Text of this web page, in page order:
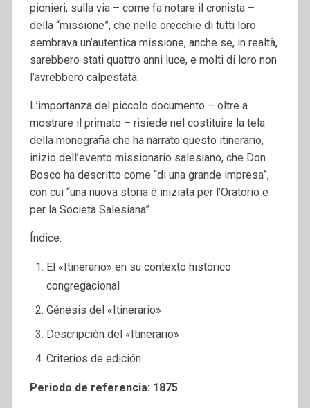
pionieri, sulla via – come fa notare il cronista –
della “missione”, che nelle orecchie di tutti loro
sembrava un’autentica missione, anche se, in realtà,
sarebbero stati quattro anni luce, e molti di loro non
l’avrebbero calpestata.
L’importanza del piccolo documento – oltre a
mostrare il primato – risiede nel costituire la tela
della monografia che ha narrato questo itinerario,
inizio dell’evento missionario salesiano, che Don
Bosco ha descritto come “di una grande impresa”,
con cui “una nuova storia è iniziata per l’Oratorio e
per la Società Salesiana”.
Índice:
El «Itinerario» en su contexto histórico
congregacional
Génesis del «Itinerario»
Descripción del «Itinerario»
Criterios de edición
Periodo de referencia: 1875